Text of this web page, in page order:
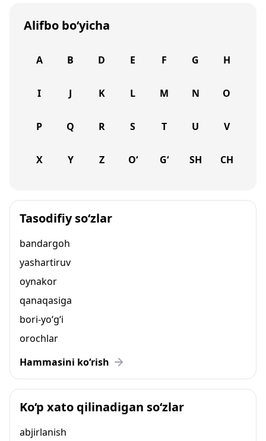
Alifbo bo‘yicha
A B D E F G H
I J K L M N O
P Q R S T U V
X Y Z O‘ G‘ SH CH
Tasodifiy so‘zlar
bandargoh
yashartiruv
oynakor
qanaqasiga
bori-yo‘g‘i
orochlar
Hammasini ko‘rish
Ko‘p xato qilinadigan so‘zlar
abjirlanish